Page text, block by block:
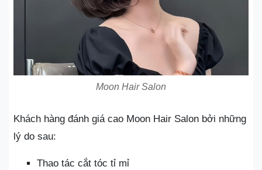
Moon Hair Salon
Khách hàng đánh giá cao Moon Hair Salon bởi những
lý do sau:
Thao tác cắt tóc tỉ mỉ